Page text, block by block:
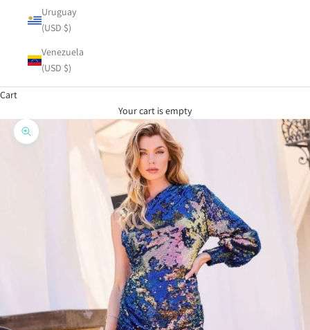
Uruguay
(USD $)
Venezuela
(USD $)
Cart
Your cart is empty
Zoom picture